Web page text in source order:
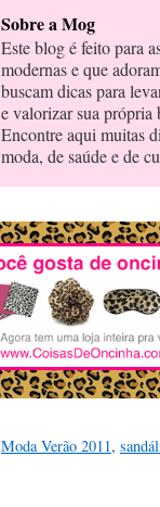
Sobre a Mog
Este blog é feito para
modernas e que
buscam dicas para
e valorizar sua própria
Encontre aqui muitas
moda, de saúde e de
Moda Verão 2011,